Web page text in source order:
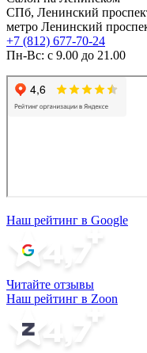
СПб, Ленинский
метро Ленинский
+7 (812) 677-70-24
Пн-Вс: с 9.00 до 21.00
Наш рейтинг в Google
Читайте отзывы
Наш рейтинг в Zoon